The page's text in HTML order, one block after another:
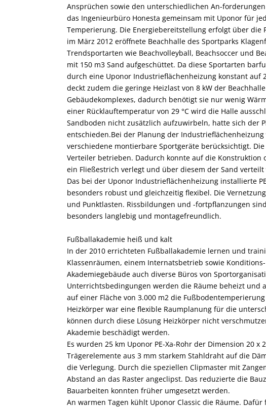
Ansprüchen sowie den unterschiedlichen An-
das Ingenieurbüro Honesta gemeinsam mit Uponor für
Temperierung. Die Energiebereitstellung erfolgt über die
im März 2012 eröffnete Beachhalle des Sportparks
Trendsportarten wie Beachvolleyball, Beachsoccer und
mit 150 m3 Sand aufgeschüttet. Da diese Sportarten
durch eine Uponor Industrieflächenheizung konstant auf
deckt zudem die geringe Heizlast von 8 kW der
Gebäudekomplexes, dadurch benötigt sie nur wenig
einer Rücklauftemperatur von 29 °C wird die Halle
Sandboden nicht zusätzlich aufzuwirbeln, hatte sich der
entschieden.Bei der Planung der
verschiedene montierbare Sportgeräte berücksichtigt.
Verteiler betrieben. Dadurch konnte auf die Konstruktion
ein Fließestrich verlegt und über diesem der Sand verteilt
Das bei der Uponor Industrieflächenheizung installierte
besonders robust und gleichzeitig flexibel. Die
und Punktlasten. Rissbildungen und -fortpflanzungen
besonders langlebig und montagefreundlich.
Fußballakademie heiß und kalt
In der 2010 errichteten Fußballakademie lernen und
Klassenräumen, einem Internatsbetrieb sowie
Akademiegebäude auch diverse Büros von
Unterrichtsbedingungen werden die Räume beheizt und
auf einer Fläche von 3.000 m2 die
Heizkörper war eine flexible Raumplanung für die
können durch diese Lösung Heizkörper nicht
Akademie beschädigt werden.
Es wurden 25 km Uponor PE-Xa-Rohr der Dimension 20
Trägerelemente aus 3 mm starkem Stahldraht auf die
die Verlegung. Durch die speziellen Clipmaster mit
Abstand an das Raster angeclipst. Das reduzierte die
Bauarbeiten konnten früher umgesetzt werden.
An warmen Tagen kühlt Uponor Classic die Räume.